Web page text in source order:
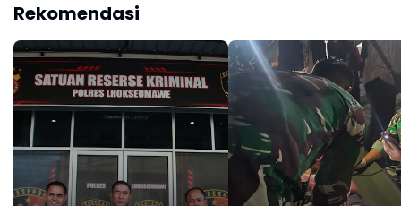
Rekomendasi